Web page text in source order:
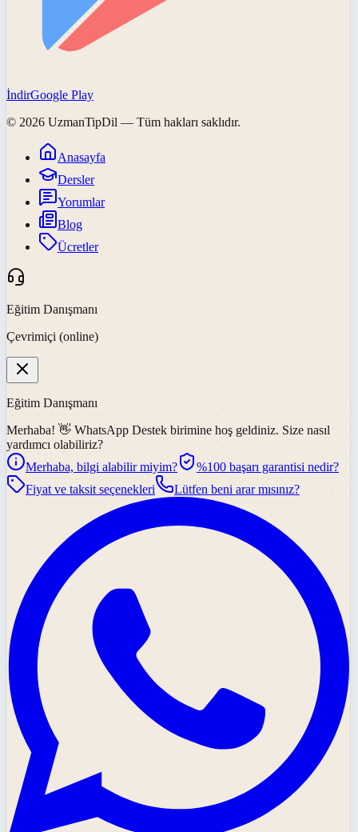
İndirGoogle Play
© 2026 UzmanTipDil — Tüm hakları saklıdır.
Anasayfa
Dersler
Yorumlar
Blog
Ücretler
Eğitim Danışmanı
Çevrimiçi (online)
Eğitim Danışmanı
Merhaba! 👋 WhatsApp Destek birimine hoş geldiniz. Size nasıl
yardımcı olabiliriz?
Merhaba, bilgi alabilir miyim?
%100 başarı garantisi nedir?
Fiyat ve taksit seçenekleri
Lütfen beni arar mısınız?